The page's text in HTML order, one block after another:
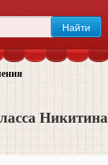
Никитина